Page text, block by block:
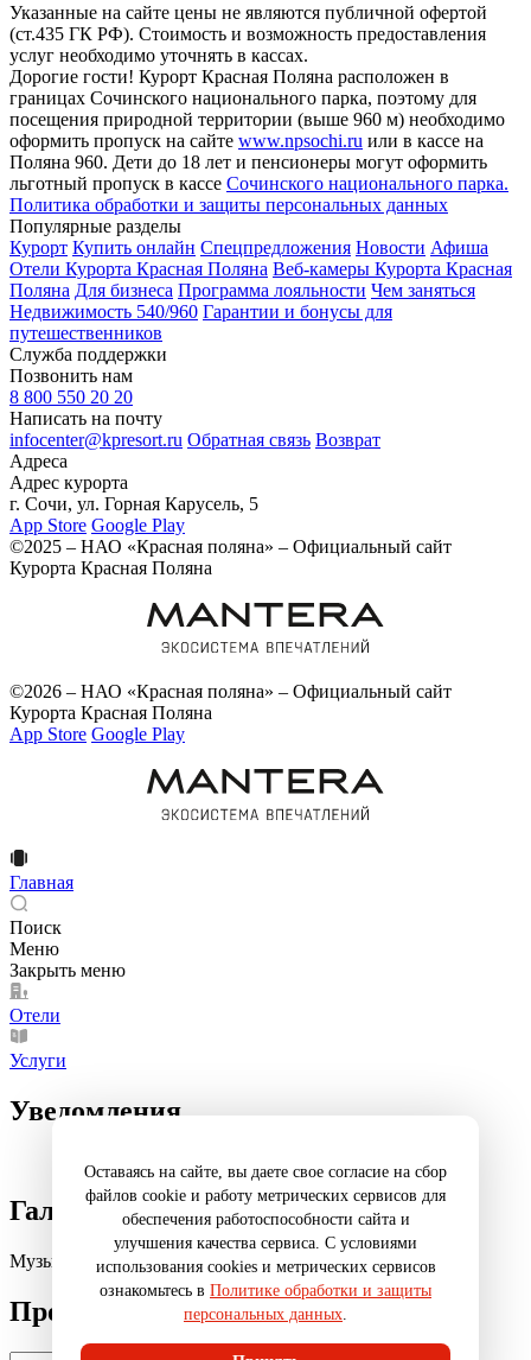
Указанные на сайте цены не являются публичной офертой
(ст.435 ГК РФ). Стоимость и возможность предоставления
услуг необходимо уточнять в кассах.
Дорогие гости! Курорт Красная Поляна расположен в
границах Сочинского национального парка, поэтому для
посещения природной территории (выше 960 м) необходимо
оформить пропуск на сайте www.npsochi.ru или в кассе на
Поляна 960. Дети до 18 лет и пенсионеры могут оформить
льготный пропуск в кассе Сочинского национального парка.
Политика обработки и защиты персональных данных
Популярные разделы
Курорт Купить онлайн Спецпредложения Новости Афиша
Отели Курорта Красная Поляна Веб-камеры Курорта Красная
Поляна Для бизнеса Программа лояльности Чем заняться
Недвижимость 540/960 Гарантии и бонусы для
путешественников
Служба поддержки
Позвонить нам
8 800 550 20 20
Написать на почту
infocenter@kpresort.ru Обратная связь Возврат
Адреса
Адрес курорта
г. Сочи, ул. Горная Карусель, 5
App Store Google Play
©2025 – НАО «Красная поляна» – Официальный сайт
Курорта Красная Поляна
©2026 – НАО «Красная поляна» – Официальный сайт
Курорта Красная Поляна
App Store Google Play
Главная
Поиск
Меню
Закрыть меню
Отели
Услуги
Оставаясь на сайте, вы даете свое согласие на сбор
файлов cookie и работу метрических сервисов для
обеспечения работоспособности сайта и
улучшения качества сервиса. С условиями
использования cookies и метрических сервисов
ознакомьтесь в Политике обработки и защиты
персональных данных.
Уведомления
Галерея
Музыкальное шоу LIZWI / AIWASKA
Промокод